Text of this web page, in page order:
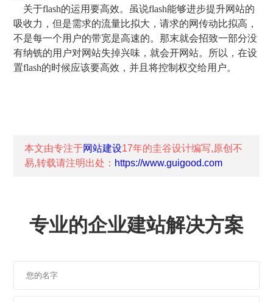
关于flash的运用要高效。虽说flash能够进步提升网站的
吸收力，但是需求的流量比拟大，请求的网传动比拟高，
不是每一个用户的带宽是高速的。那末就会招致一部分没
有纳铣的用户对网站失掉兴味，就会开网站。所以，在设
置flash的时候应该要高效，并且将控制权交给用户。
本文由专注于网站建设17年的圭谷设计编写,原创不
易,转载请注明出处： https://www.guigood.com
专业的企业建站解决方案